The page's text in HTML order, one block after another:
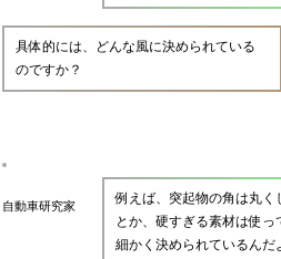
具体的には、どんな風に決められている
のですか？
自動車研究家
例えば、突起物の角は丸く
とか、硬すぎる素材は使っ
細かく決められているんだ